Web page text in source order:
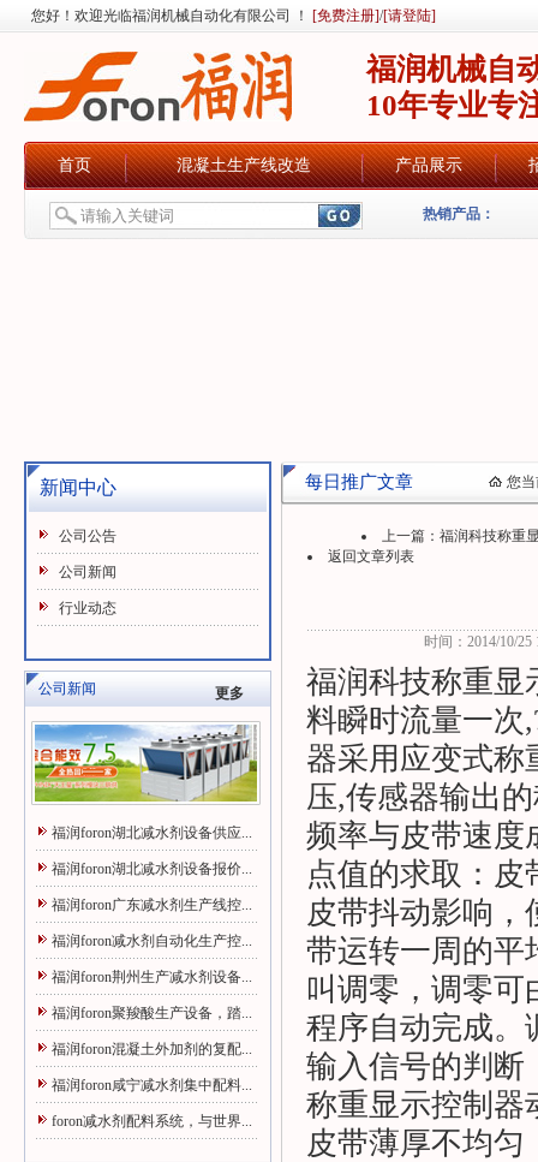
您好！欢迎光临福润机械自动化有限公司 ！ [免费注册]/[请登陆]
福润机械自
10年专业专
首页 混凝土生产线改造 产品展示
热销产品：
新闻中心
公司公告
公司新闻
行业动态
公司新闻 更多
福润foron湖北减水剂设备供应...
福润foron湖北减水剂设备报价...
福润foron广东减水剂生产线控...
福润foron减水剂自动化生产控...
福润foron荆州生产减水剂设备...
福润foron聚羧酸生产设备，踏...
福润foron混凝土外加剂的复配...
福润foron咸宁减水剂集中配料...
foron减水剂配料系统，与世界...
每日推广文章 您
上一篇： 福润科技称重
返回文章列表
时间：2014/10/25
福润科技称重显
料瞬时流量一次
器采用应变式称
压,传感器输出
频率与皮带速度
点值的求取：
皮带抖动影响
带运转一周的平
叫调零，调零可
程序自动完成。
输入信号的判断
称重显示控制器
皮带薄厚不均